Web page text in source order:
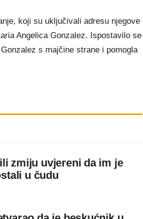
koji su uključivali adresu njegove
Angelica Gonzalez. Ispostavilo se
s majčine strane i pomogla
zmiju uvjereni da im je
u čudu